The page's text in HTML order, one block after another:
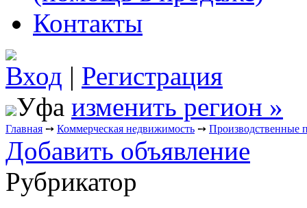
Контакты
Вход | Регистрация
Уфа изменить регион »
Главная ➙ Коммерческая недвижимость ➙ Производственные
Добавить объявление
Рубрикатор